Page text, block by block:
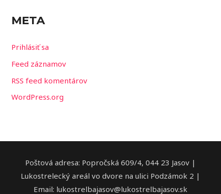
META
Prihlásiť sa
Feed záznamov
RSS feed komentárov
WordPress.org
Poštová adresa: Popročská 609/4, 044 23 Jasov |
Lukostrelecký areál vo dvore na ulici Podzámok 2 |
Email: lukostrelbajasov@lukostrelbajasov.sk